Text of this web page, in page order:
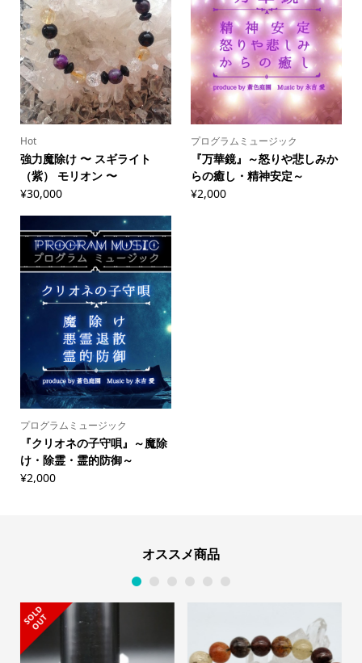
Hot
強力魔除け 〜 スギライト
（紫） モリオン 〜
¥30,000
プログラムミュージック
『万華鏡』～怒りや悲しみか
らの癒し・精神安定～
¥2,000
プログラムミュージック
『クリオネの子守唄』～魔除
け・除霊・霊的防御～
¥2,000
オススメ商品
S
O
L
D
O
U
T
1 2 3 4 5 6